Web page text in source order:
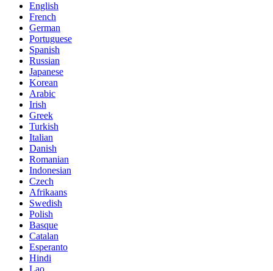
English
French
German
Portuguese
Spanish
Russian
Japanese
Korean
Arabic
Irish
Greek
Turkish
Italian
Danish
Romanian
Indonesian
Czech
Afrikaans
Swedish
Polish
Basque
Catalan
Esperanto
Hindi